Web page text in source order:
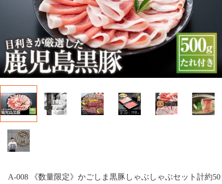
A-008 《数量限定》かごしま黒豚しゃぶしゃぶセット計約50